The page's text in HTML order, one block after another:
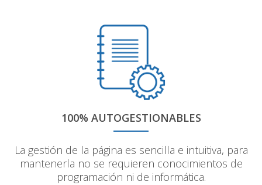
100% AUTOGESTIONABLES
La gestión de la página es sencilla e intuitiva, para
mantenerla no se requieren conocimientos de
programación ni de informática.